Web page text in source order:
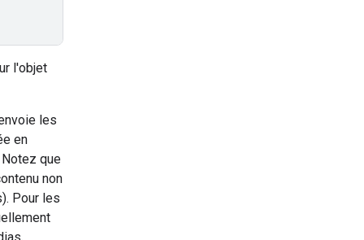
l'objet
les
en
que
non
Pour les